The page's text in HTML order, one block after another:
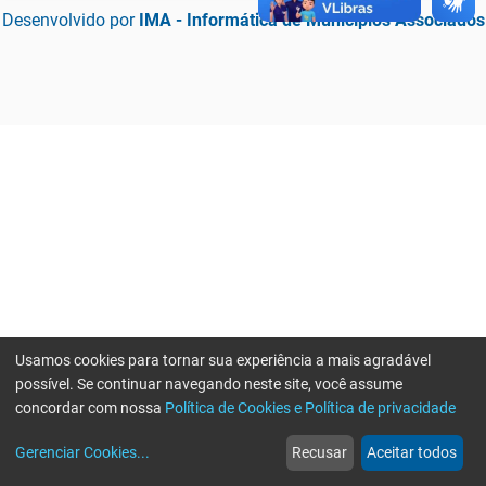
Desenvolvido por IMA - Informática de Municípios Associados
web
Notícias
more_horiz
Mais
Usamos cookies para tornar sua experiência a mais agradável
possível. Se continuar navegando neste site, você assume
concordar com nossa Política de Cookies e Política de privacidade
Gerenciar Cookies... Recusar Aceitar todos
Erro ao enviar informações, por favor tente novamente